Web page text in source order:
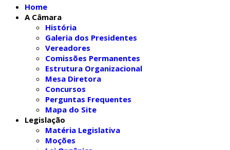
Home
A Câmara
História
Galeria dos Presidentes
Vereadores
Comissões Permanentes
Estrutura Organizacional
Mesa Diretora
Concursos
Perguntas Frequentes
Mapa do Site
Legislação
Matéria Legislativa
Moções